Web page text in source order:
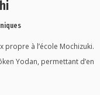
propre à l’école Mochizuki.
Yodan, permettant d’en